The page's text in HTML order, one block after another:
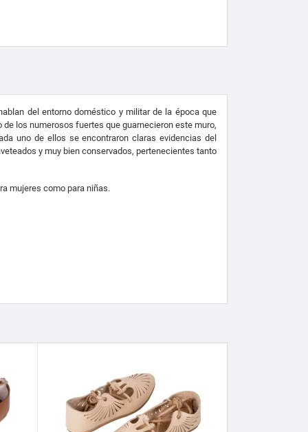
del entorno doméstico y militar de la época que
los numerosos fuertes que guarnecieron este muro,
uno de ellos se encontraron claras evidencias del
y muy bien conservados, pertenecientes tanto
mujeres como para niñas.